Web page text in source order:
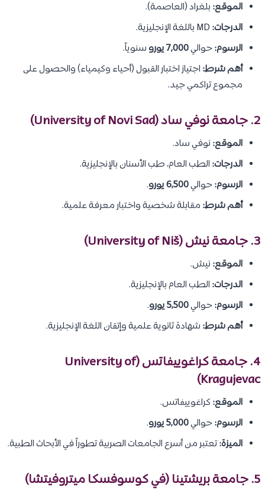
الموقع: بلغراد (العاصمة).
الدرجات:
الرسوم:حوالي7,000 يورو
سنوياً.
أهم شرط: اجتياز اختبار القبول (أحياء وكيمياء) والحصول على
مجموع تراكمي جيد.
2. جامعة نوفي ساد (University of Novi Sad)
الموقع: نوفي ساد.
الدرجات: الطب العام، طب الأسنان بالإنجليزية.
الرسوم:حوالي6,500 يورو
.
أهم شرط: مقابلة شخصية واختبار معرفة علمية.
3. جامعة نيش (University of Niš)
الموقع: نيش.
الدرجات: الطب العام بالإنجليزية.
الرسوم:حوالي5,500 يورو
.
أهم شرط: شهادة ثانوية علمية وإتقان اللغة الإنجليزية.
4. جامعة كراغوييفاتس (University of
Kragujevac)
الموقع: كراغوييفاتس.
الرسوم:حوالي5,000 يورو
.
الميزة:تعتبر من أسرع الجامعات الصربية تطوراً في الأبحاث الطبية.
5. جامعة بريشتينا (في كوسوفسكا ميتروفيتشا)